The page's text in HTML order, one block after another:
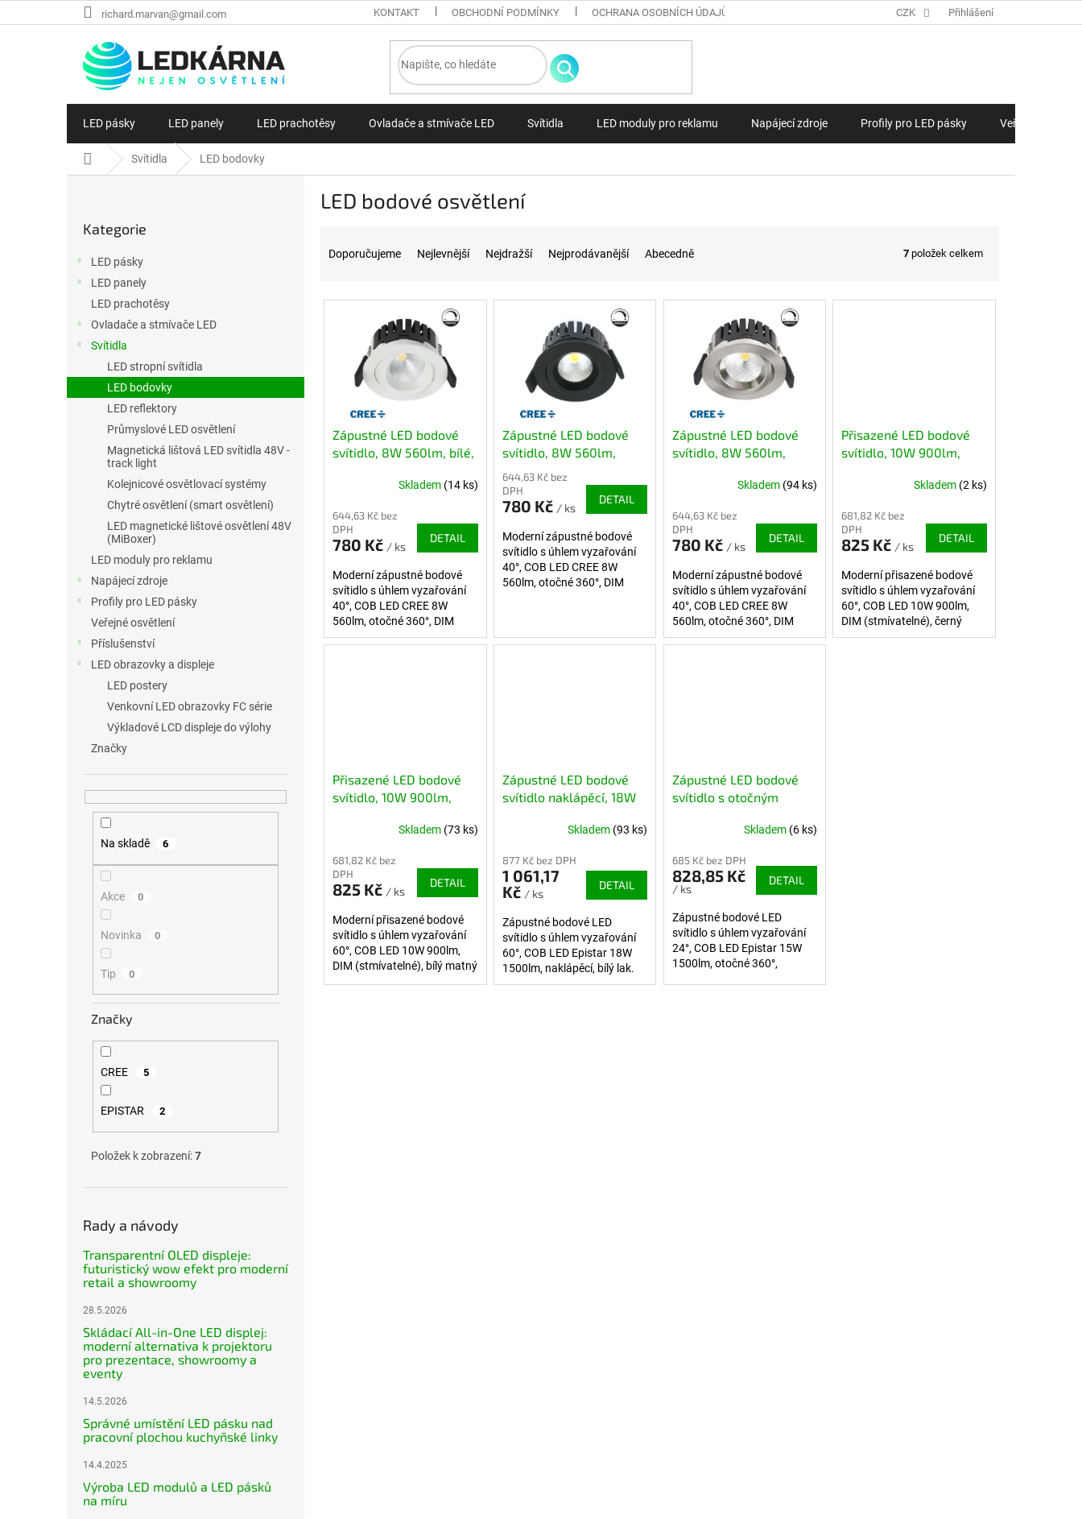
richard.marvan@gmail.com KONTAKT OBCHODNÍ PODMÍNKY OCHRANA OSOBNÍCH ÚDAJŮ ZAKÁZKOVÁ VÝROBA LED PÁSKŮ, LED MODULŮ NA MÍRU
CZK Přihlášení
LED pásky LED panely LED prachotěsy Ovladače a stmívače LED Svítidla LED moduly pro reklamu Napájecí zdroje Profily pro LED pásky Veřejné
Domů Svítidla LED bodovky
Kategorie
LED pásky
LED panely
LED prachotěsy
Ovladače a stmívače LED
Svítidla
LED stropní svítidla
LED bodovky
LED reflektory
Průmyslové LED osvětlení
Magnetická lištová LED svítidla 48V -
track light
Kolejnicové osvětlovací systémy
Chytré osvětlení (smart osvětlení)
LED magnetické lištové osvětlení 48V
(MiBoxer)
LED moduly pro reklamu
Napájecí zdroje
Profily pro LED pásky
Veřejné osvětlení
Příslušenství
LED obrazovky a displeje
LED postery
Venkovní LED obrazovky FC série
Výkladové LCD displeje do výlohy
Značky
Na skladě 6
Akce 0
Novinka 0
Tip 0
Značky
CREE 5
EPISTAR 2
Položek k zobrazení:7
Rady a návody
Transparentní OLED displeje:
futuristický wow efekt pro moderní
retail a showroomy
28.5.2026
Skládací All-in-One LED displej:
moderní alternativa k projektoru
pro prezentace, showroomy a
eventy
14.5.2026
Správné umístění LED pásku nad
pracovní plochou kuchyňské linky
14.4.2025
Výroba LED modulů a LED pásků
na míru
LED bodové osvětlení
Doporučujeme Nejlevnější Nejdražší Nejprodávanější Abecedně 7 položek celkem
Výpis produktů
Zápustné LED bodové
svítidlo, 8W 560lm, bílé,
Skladem (14 ks)
644,63 Kč bez
DPH
780 Kč / ks
DETAIL
Moderní zápustné bodové
svítidlo s úhlem vyzařování
40°, COB LED CREE 8W
560lm, otočné 360°, DIM
(stmívatelné), bílý lak.
Zápustné LED bodové
svítidlo, 8W 560lm,
644,63 Kč bez
DPH
780 Kč / ks
DETAIL
Moderní zápustné bodové
svítidlo s úhlem vyzařování
40°, COB LED CREE 8W
560lm, otočné 360°, DIM
Zápustné LED bodové
svítidlo, 8W 560lm,
stmívatelnéSkladem (94 ks)
644,63 Kč bez
DPH
780 Kč / ks
DETAIL
Moderní zápustné bodové
svítidlo s úhlem vyzařování
40°, COB LED CREE 8W
560lm, otočné 360°, DIM
(stmívatelné), broušený
Přisazené LED bodové
svítidlo, 10W 900lm,
Skladem (2 ks)
681,82 Kč bez
DPH
825 Kč / ks
DETAIL
Moderní přisazené bodové
svítidlo s úhlem vyzařování
60°, COB LED 10W 900lm,
DIM (stmívatelné), černý
matný lak.
Přisazené LED bodové
svítidlo, 10W 900lm,
Skladem (73 ks)
681,82 Kč bez
DPH
825 Kč / ks
DETAIL
Moderní přisazené bodové
svítidlo s úhlem vyzařování
60°, COB LED 10W 900lm,
DIM (stmívatelné), bílý matný
Zápustné LED bodové
svítidlo naklápěcí, 18W
Skladem (93 ks)
877 Kč bez DPH
1 061,17
Kč / ks
DETAIL
Zápustné bodové LED
svítidlo s úhlem vyzařování
60°, COB LED Epistar 18W
1500lm, naklápěcí, bílý lak.
Nastavitelný směr
Zápustné LED bodové
svítidlo s otočným
Skladem (6 ks)
685 Kč bez DPH
828,85 Kč
/ ks
DETAIL
Zápustné bodové LED
svítidlo s úhlem vyzařování
24°, COB LED Epistar 15W
1500lm, otočné 360°,